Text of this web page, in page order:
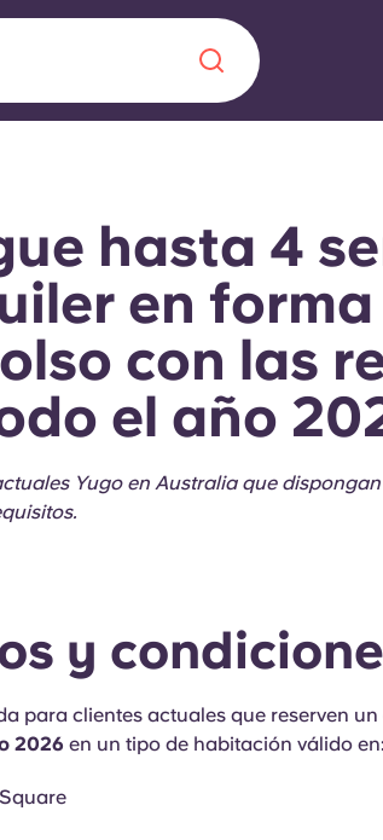
era
Blog
hasta 4
en
con las
el año
Yugo en Australia que
y
para clientes actuales que reserven un
2026 en un tipo de habitación válido en: